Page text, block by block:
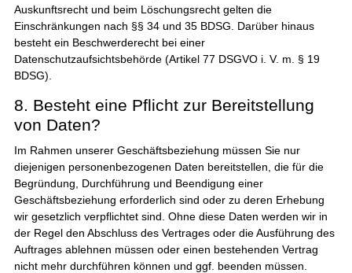
Auskunftsrecht und beim Löschungsrecht gelten die
Einschränkungen nach §§ 34 und 35 BDSG. Darüber hinaus
besteht ein Beschwerderecht bei einer
Datenschutzaufsichtsbehörde (Artikel 77 DSGVO i. V. m. § 19
BDSG).
8. Besteht eine Pflicht zur Bereitstellung
von Daten?
Im Rahmen unserer Geschäftsbeziehung müssen Sie nur
diejenigen personenbezogenen Daten bereitstellen, die für die
Begründung, Durchführung und Beendigung einer
Geschäftsbeziehung erforderlich sind oder zu deren Erhebung
wir gesetzlich verpflichtet sind. Ohne diese Daten werden wir in
der Regel den Abschluss des Vertrages oder die Ausführung des
Auftrages ablehnen müssen oder einen bestehenden Vertrag
nicht mehr durchführen können und ggf. beenden müssen.